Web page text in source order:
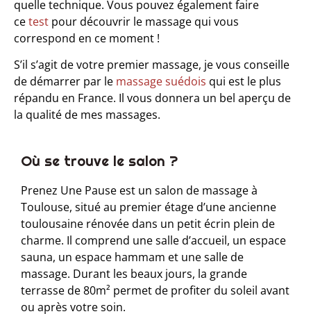
quelle technique. Vous pouvez également faire
cetest pour découvrir le massage qui vous
correspond en ce moment !
S’il s’agit de votre premier massage, je vous conseille
de démarrer par le massage suédois qui est le plus
répandu en France. Il vous donnera un bel aperçu de
la qualité de mes massages.
Où se trouve le salon ?​
Prenez Une Pause est un salon de massage à
Toulouse, situé au premier étage d’une ancienne
toulousaine rénovée dans un petit écrin plein de
charme. Il comprend une salle d’accueil, un espace
sauna, un espace hammam et une salle de
massage. Durant les beaux jours, la grande
terrasse de 80m² permet de profiter du soleil avant
ou après votre soin.